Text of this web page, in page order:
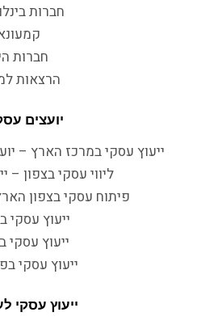
חברות
חברות
הרצאות
יועצים
ייעוץ עסקי במרכז הארץ –
ליווי עסקי בצפון –
פיתוח עסקי בצפון
ייעוץ עסקי
ייעוץ עסקי
ייעוץ עסקי
ייעוץ עסקי